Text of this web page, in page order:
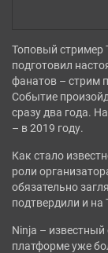
Топовый стример
подготовил
фанатов – стрим
Событие
сразу два года.
– в 2019 году.
Как стало
роли
обязательно
подтвердили и на
Ninja –
платформе уже